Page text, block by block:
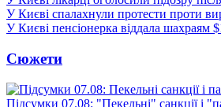
У Києві спалахнули протести проти
У Києві пенсіонерка віддала шахраям
Сюжети
Підсумки 07.08: "Пекельні" санкції і